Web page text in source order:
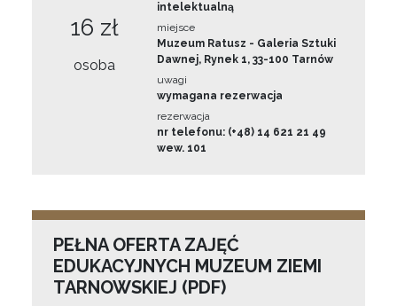
16 zł
osoba
intelektualną
miejsce
Muzeum Ratusz - Galeria Sztuki
Dawnej, Rynek 1, 33-100 Tarnów
uwagi
wymagana rezerwacja
rezerwacja
nr telefonu: (+48) 14 621 21 49
wew. 101
PEŁNA OFERTA ZAJĘĆ
EDUKACYJNYCH MUZEUM ZIEMI
TARNOWSKIEJ (PDF)